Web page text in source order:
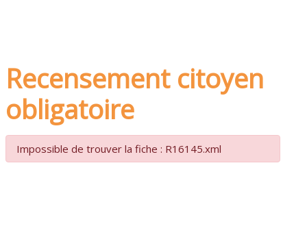
Recensement citoyen
obligatoire
Impossible de trouver la fiche : R16145.xml